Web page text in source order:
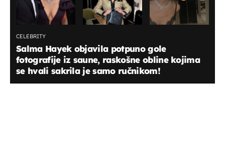
CELEBRITY
Salma Hayek objavila potpuno gole
fotografije iz saune, raskošne obline kojima
se hvali sakrila je samo ručnikom!